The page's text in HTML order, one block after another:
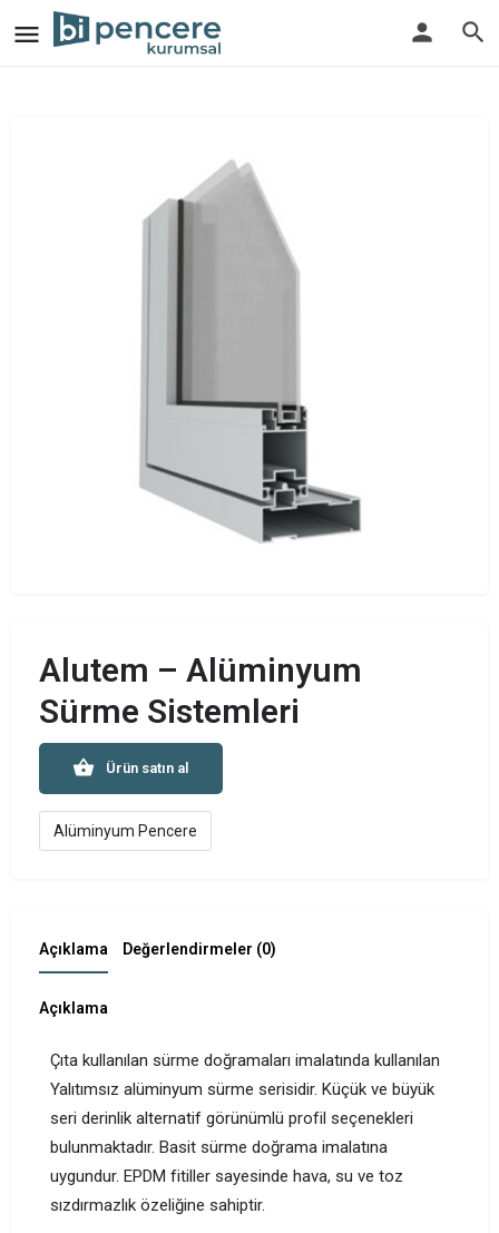
Alutem – Alüminyum
Sürme Sistemleri
Ürün satın al
Alüminyum Pencere
Açıklama Değerlendirmeler (0)
Açıklama
Çıta kullanılan sürme doğramaları imalatında kullanılan
Yalıtımsız alüminyum sürme serisidir. Küçük ve büyük
seri derinlik alternatif görünümlü profil seçenekleri
bulunmaktadır. Basit sürme doğrama imalatına
uygundur. EPDM fitiller sayesinde hava, su ve toz
sızdırmazlık özeliğine sahiptir.